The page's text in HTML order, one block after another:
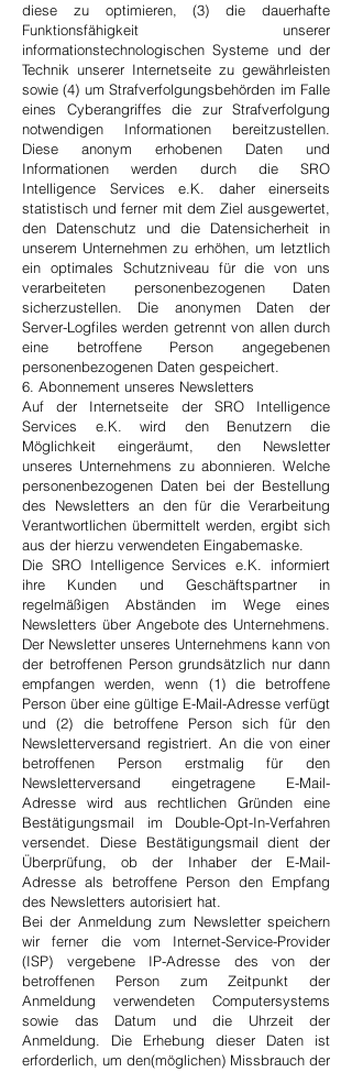
diese zu optimieren, (3) die dauerhafte
Funktionsfähigkeit unserer
informationstechnologischen Systeme und der
Technik unserer Internetseite zu gewährleisten
sowie (4) um Strafverfolgungsbehörden im Falle
eines Cyberangriffes die zur Strafverfolgung
notwendigen Informationen bereitzustellen.
Diese anonym erhobenen Daten und
Informationen werden durch die SRO
Intelligence Services e.K. daher einerseits
statistisch und ferner mit dem Ziel ausgewertet,
den Datenschutz und die Datensicherheit in
unserem Unternehmen zu erhöhen, um letztlich
ein optimales Schutzniveau für die von uns
verarbeiteten personenbezogenen Daten
sicherzustellen. Die anonymen Daten der
Server-Logfiles werden getrennt von allen durch
eine betroffene Person angegebenen
personenbezogenen Daten gespeichert.
6. Abonnement unseres Newsletters
Auf der Internetseite der SRO Intelligence
Services e.K. wird den Benutzern die
Möglichkeit eingeräumt, den Newsletter
unseres Unternehmens zu abonnieren. Welche
personenbezogenen Daten bei der Bestellung
des Newsletters an den für die Verarbeitung
Verantwortlichen übermittelt werden, ergibt sich
aus der hierzu verwendeten Eingabemaske.
Die SRO Intelligence Services e.K. informiert
ihre Kunden und Geschäftspartner in
regelmäßigen Abständen im Wege eines
Newsletters über Angebote des Unternehmens.
Der Newsletter unseres Unternehmens kann von
der betroffenen Person grundsätzlich nur dann
empfangen werden, wenn (1) die betroffene
Person über eine gültige E-Mail-Adresse verfügt
und (2) die betroffene Person sich für den
Newsletterversand registriert. An die von einer
betroffenen Person erstmalig für den
Newsletterversand eingetragene E-Mail-
Adresse wird aus rechtlichen Gründen eine
Bestätigungsmail im Double-Opt-In-Verfahren
versendet. Diese Bestätigungsmail dient der
Überprüfung, ob der Inhaber der E-Mail-
Adresse als betroffene Person den Empfang
des Newsletters autorisiert hat.
Bei der Anmeldung zum Newsletter speichern
wir ferner die vom Internet-Service-Provider
(ISP) vergebene IP-Adresse des von der
betroffenen Person zum Zeitpunkt der
Anmeldung verwendeten Computersystems
sowie das Datum und die Uhrzeit der
Anmeldung. Die Erhebung dieser Daten ist
erforderlich, um den(möglichen) Missbrauch der